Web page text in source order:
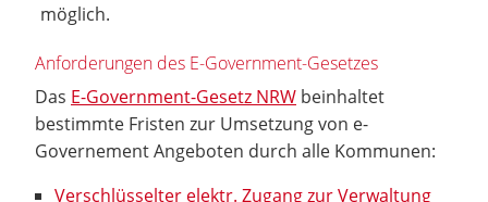
möglich.
Anforderungen des E-Government-Gesetzes
Das E-Government-Gesetz NRW beinhaltet
bestimmte Fristen zur Umsetzung von e-
Governement Angeboten durch alle Kommunen:
Verschlüsselter elektr. Zugang zur Verwaltung